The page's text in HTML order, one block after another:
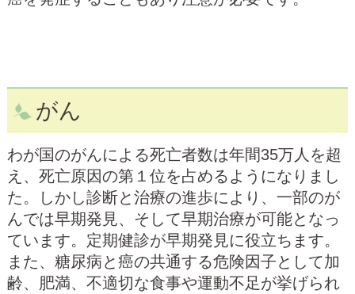
がん
わが国のがんによる死亡者数は年間35万人を超
え、死亡原因の第１位を占めるようになりまし
た。しかし診断と治療の進歩により、一部のが
んでは早期発見、そして早期治療が可能となっ
ています。定期健診が早期発見に役立ちます。
また、糖尿病と癌の共通する危険因子として加
齢、肥満、不適切な食事や運動不足が挙げられ